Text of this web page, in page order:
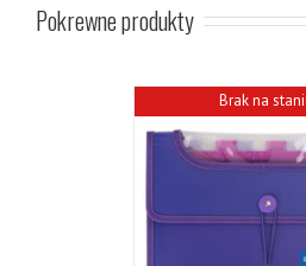
Pokrewne produkty
Brak na